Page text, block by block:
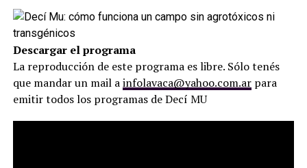
Descargar el programa
La reproducción de este programa es libre. Sólo tenés
que mandar un mail ainfolavaca@yahoo.com.arpara
emitir todos los programas de Decí MU